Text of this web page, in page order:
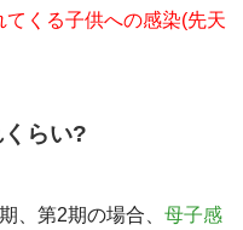
てくる子供への感染(先天
らい?
、第2期の場合、 母子感